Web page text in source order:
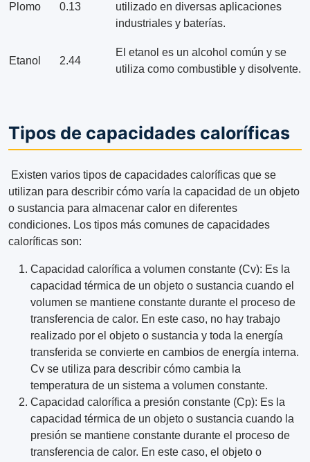
Plomo 0.13
utilizado en diversas aplicaciones
industriales y baterías.
Etanol 2.44
El etanol es un alcohol común y se
utiliza como combustible y disolvente.
Tipos de capacidades caloríficas
Existen varios tipos de capacidades caloríficas que se
utilizan para describir cómo varía la capacidad de un objeto
o sustancia para almacenar calor en diferentes
condiciones. Los tipos más comunes de capacidades
caloríficas son:
Capacidad calorífica a volumen constante (Cv): Es la
capacidad térmica de un objeto o sustancia cuando el
volumen se mantiene constante durante el proceso de
transferencia de calor. En este caso, no hay trabajo
realizado por el objeto o sustancia y toda la energía
transferida se convierte en cambios de energía interna.
Cv se utiliza para describir cómo cambia la
temperatura de un sistema a volumen constante.
Capacidad calorífica a presión constante (Cp): Es la
capacidad térmica de un objeto o sustancia cuando la
presión se mantiene constante durante el proceso de
transferencia de calor. En este caso, el objeto o